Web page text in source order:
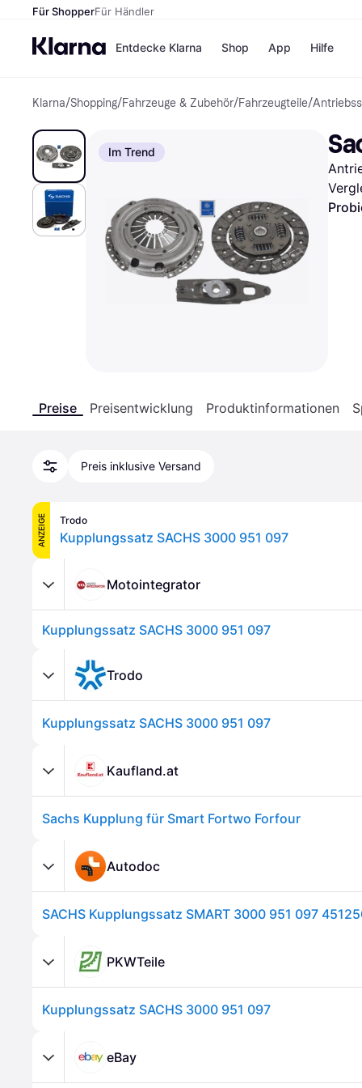
Für ShopperFür Händler
Entdecke Klarna
Zahlungsmethoden
Bezahle in bis zu 30
Tagen
Ratenzahlung
Shop
Shops
H&M
Temu
App Hilfe
Klarna/Shopping/Fahrzeuge & Zubehör/Fahrzeugteile/
Im Trend
Preise Preisentwicklung Produktinformationen
Preis inklusive Versand
ANZEIGE Trodo
Kupplungssatz SACHS 3000 951 097
Motointegrator
Kupplungssatz SACHS 3000 951 097
Trodo
Kupplungssatz SACHS 3000 951 097
Kaufland.at
Sachs Kupplung für Smart Fortwo Forfour
Autodoc
PKWTeile
Kupplungssatz SACHS 3000 951 097
eBay